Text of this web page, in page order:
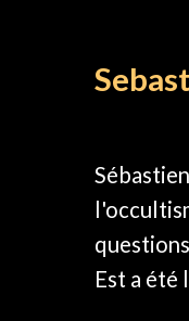
Est a été